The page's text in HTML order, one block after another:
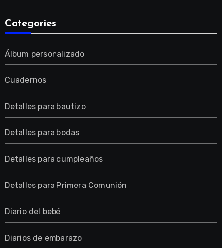
Categories
Álbum personalizado
Cuadernos
Detalles para bautizo
Detalles para bodas
Detalles para cumpleaños
Detalles para Primera Comunión
Diario del bebé
Diarios de embarazo